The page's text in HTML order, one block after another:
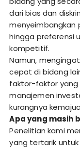
dari bias dan
menyeimbangkan
hingga preferensi
kompetitif.
Namun,
cepat di bidang
faktor-faktor yang
manajemen
kurangnya
Apa yang masih
Penelitian kami
yang tertarik